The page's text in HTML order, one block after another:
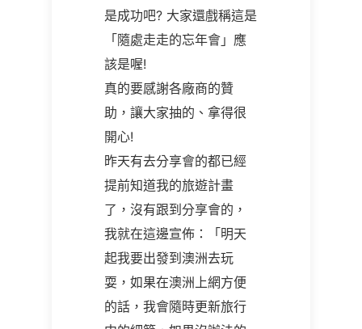
是成功吧? 大家還戲稱這是
「隨處走走的忘年會」應
該是喔!
真的要感謝各廠商的贊
助，讓大家抽的、拿得很
開心!
昨天有去分享會的都已經
提前知道我的旅遊計畫
了，沒有跟到分享會的，
我就在這邊宣佈：「明天
起我要出發到澳洲去玩
耍，如果在澳洲上網方便
的話，我會隨時更新旅行